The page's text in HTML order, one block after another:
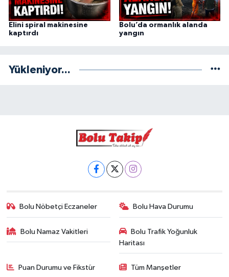
Elini spiral makinesine
kaptırdı
Bolu’da ormanlık alanda
yangın
Yükleniyor...
Bolu Nöbetçi Eczaneler Bolu Hava Durumu
Bolu Namaz Vakitleri
Bolu Trafik Yoğunluk
Haritası
Puan Durumu ve Fikstür Tüm Manşetler